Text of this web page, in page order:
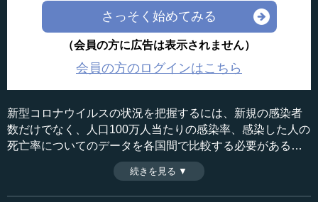
さっそく始めてみる
（会員の方に広告は表示されません）
会員の方のログインはこちら
新型コロナウイルスの状況を把握するには、新規の感染者
数だけでなく、人口100万人当たりの感染率、感染した人の
死亡率についてのデータを各国間で比較する必要がある。
これにより、国ごとで異なる状況が起きていることを知る
ことができ、このウイルスがどれくらいの恐さなのかを判
断することにもつながる。（全8話中第2話）
収録日：2020年4月22日
続きを見る ▼